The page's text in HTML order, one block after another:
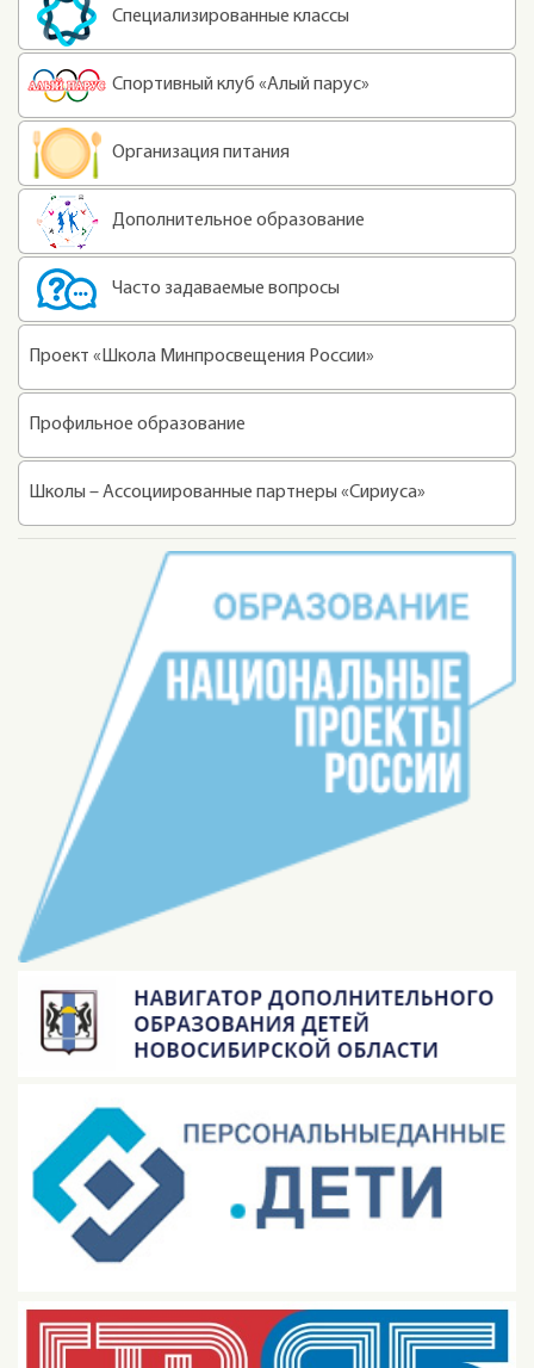
Специализированные классы
Спортивный клуб «Алый парус»
Организация питания
Дополнительное образование
Часто задаваемые вопросы
Проект «Школа Минпросвещения России»
Профильное образование
Школы – Ассоциированные партнеры «Сириуса»